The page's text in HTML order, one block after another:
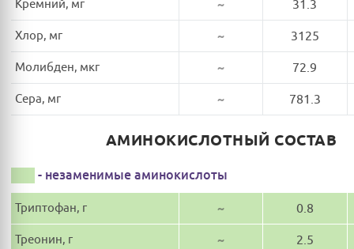
Кремний, мг ~ 31.3
Хлор, мг ~ 3125
Молибден, мкг ~ 72.9
Сера, мг ~ 781.3
АМИНОКИСЛОТНЫЙ СОСТАВ
- незаменимые аминокислоты
Триптофан, г ~ 0.8
Треонин, г ~ 2.5